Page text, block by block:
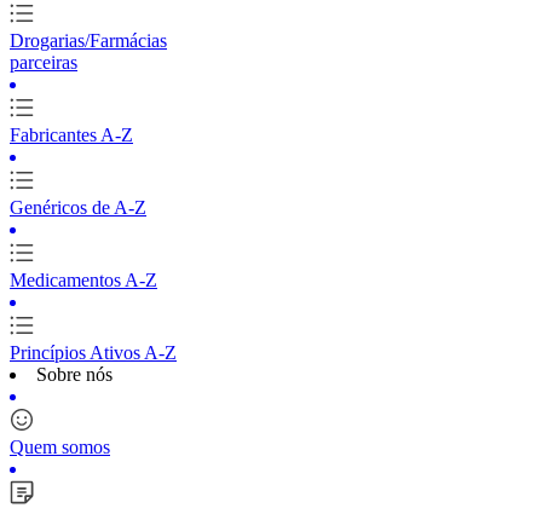
Drogarias/Farmácias
parceiras
Fabricantes A-Z
Genéricos de A-Z
Medicamentos A-Z
Princípios Ativos A-Z
Sobre nós
Quem somos